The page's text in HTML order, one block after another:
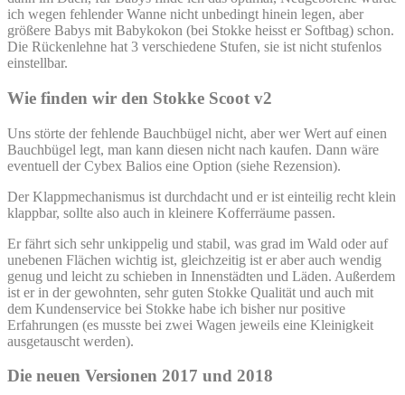
ich wegen fehlender Wanne nicht unbedingt hinein legen, aber
größere Babys mit Babykokon (bei Stokke heisst er Softbag) schon.
Die Rückenlehne hat 3 verschiedene Stufen, sie ist nicht stufenlos
einstellbar.
Wie finden wir den Stokke Scoot v2
Uns störte der fehlende Bauchbügel nicht, aber wer Wert auf einen
Bauchbügel legt, man kann diesen nicht nach kaufen. Dann wäre
eventuell der Cybex Balios eine Option (siehe Rezension).
Der Klappmechanismus ist durchdacht und er ist einteilig recht klein
klappbar, sollte also auch in kleinere Kofferräume passen.
Er fährt sich sehr unkippelig und stabil, was grad im Wald oder auf
unebenen Flächen wichtig ist, gleichzeitig ist er aber auch wendig
genug und leicht zu schieben in Innenstädten und Läden. Außerdem
ist er in der gewohnten, sehr guten Stokke Qualität und auch mit
dem Kundenservice bei Stokke habe ich bisher nur positive
Erfahrungen (es musste bei zwei Wagen jeweils eine Kleinigkeit
ausgetauscht werden).
Die neuen Versionen 2017 und 2018